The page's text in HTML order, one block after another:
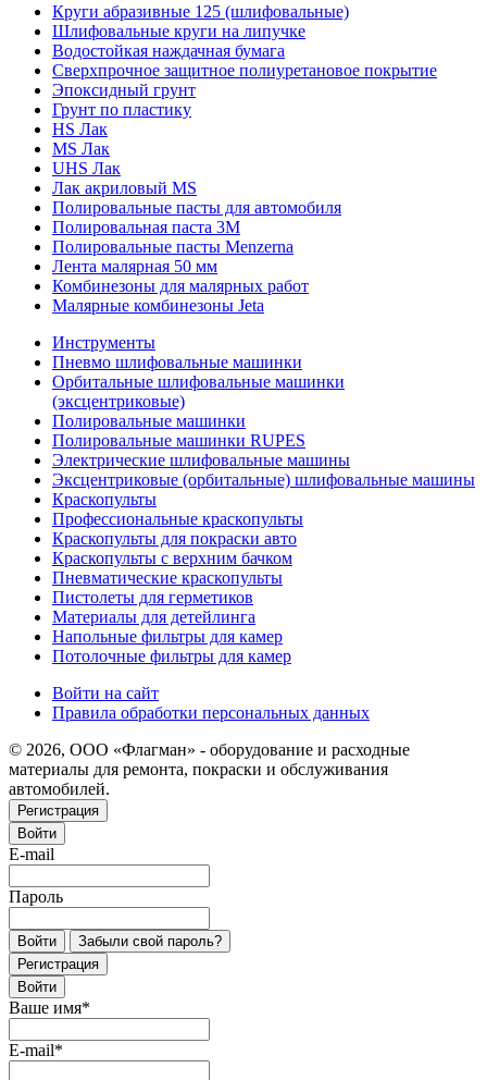
Круги абразивные 125 (шлифовальные)
Шлифовальные круги на липучке
Водостойкая наждачная бумага
Сверхпрочное защитное полиуретановое покрытие
Эпоксидный грунт
Грунт по пластику
HS Лак
MS Лак
UHS Лак
Лак акриловый MS
Полировальные пасты для автомобиля
Полировальная паста 3М
Полировальные пасты Menzerna
Лента малярная 50 мм
Комбинезоны для малярных работ
Малярные комбинезоны Jeta
Инструменты
Пневмо шлифовальные машинки
Орбитальные шлифовальные машинки
(эксцентриковые)
Полировальные машинки
Полировальные машинки RUPES
Электрические шлифовальные машины
Эксцентриковые (орбитальные) шлифовальные машины
Краскопульты
Профессиональные краскопульты
Краскопульты для покраски авто
Краскопульты с верхним бачком
Пневматические краскопульты
Пистолеты для герметиков
Материалы для детейлинга
Напольные фильтры для камер
Потолочные фильтры для камер
Войти на сайт
Правила обработки персональных данных
© 2026, ООО «Флагман» - оборудование и расходные
материалы для ремонта, покраски и обслуживания
автомобилей.
Регистрация
Войти
E-mail
Пароль
Войти
Забыли свой пароль?
Регистрация
Войти
Ваше имя*
E-mail*